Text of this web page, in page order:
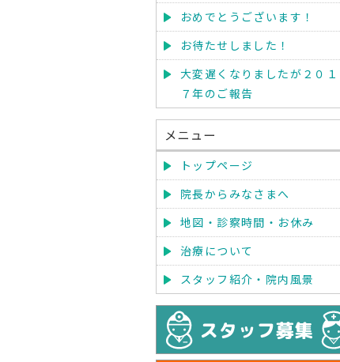
おめでとうございます！
お待たせしました！
大変遅くなりましたが２０１
７年のご報告
メニュー
トップページ
院長からみなさまへ
地図・診察時間・お休み
治療について
スタッフ紹介・院内風景